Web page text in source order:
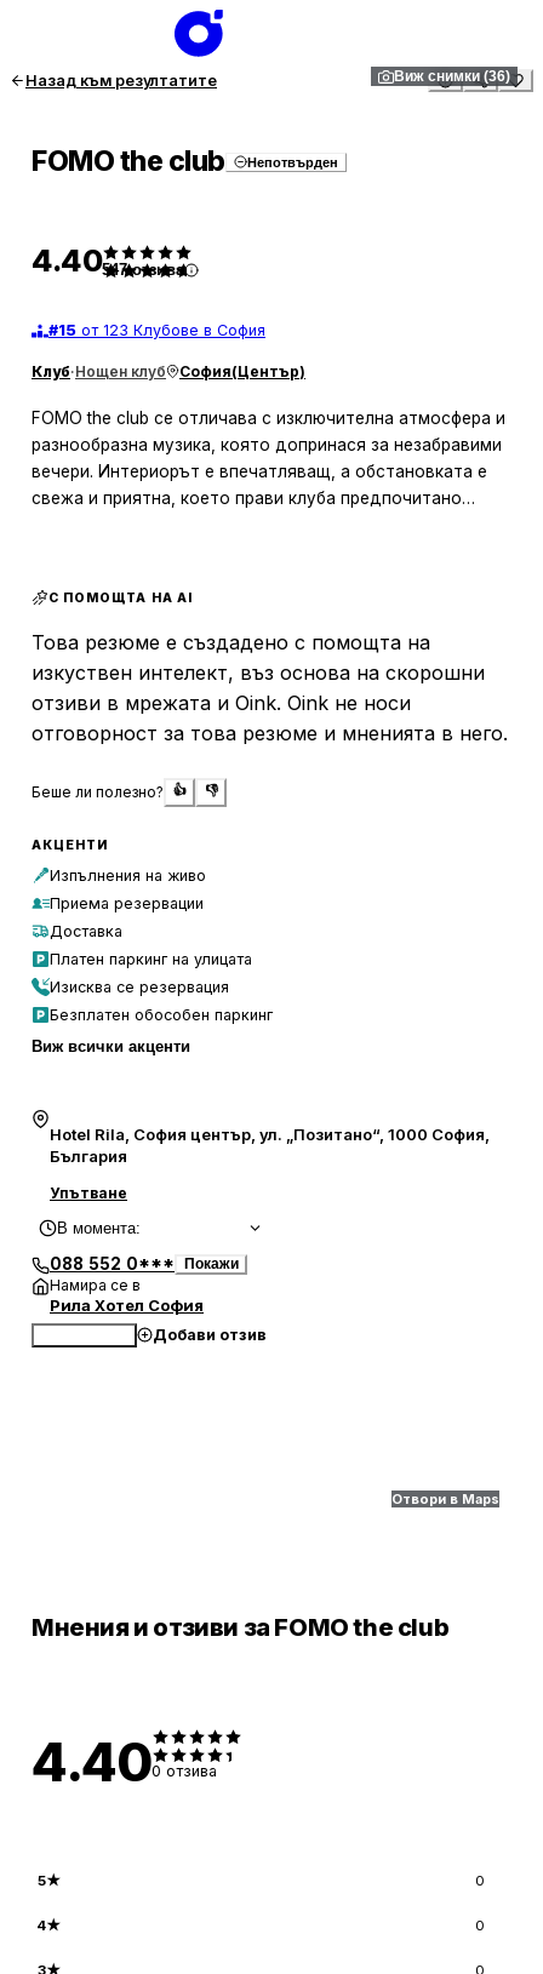
Назад към резултатите Виж снимки (36)
FOMO the club Непотвърден
4.40547 отзива
#15 от 123 Клубове в София
Клуб·Нощен клуб София(Център)
FOMO the club се отличава с изключителна атмосфера и
разнообразна музика, която допринася за незабравими
вечери. Интериорът е впечатляващ, а обстановката е
свежа и приятна, което прави клуба предпочитано
това, чистотата в клуба е на отлично ниво, което
допълнително допринася за комфорта на гостите.
Обслужването във FOMO the club е на високо ниво,
благодарение на екипа от професионални и отзивчиви
бармани. Мария и Иво са особено популярни сред
позитивно отношение и умение да създават приятелска
и се грижат всеки гост да се почувства специален. Това
внимание към детайлите и персоналното отношение
правят FOMO the club предпочитано място за
забавление и социализация.
С ПОМОЩТА НА AI
Това резюме е създадено с помощта на
изкуствен интелект, въз основа на скорошни
отзиви в мрежата и Oink. Oink не носи
отговорност за това резюме и мненията в него.
Беше ли полезно? 👍 👎
АКЦЕНТИ
Изпълнения на живо
Приема резервации
Доставка
Платен паркинг на улицата
Изисква се резервация
Безплатен обособен паркинг
Виж всички акценти
Hotel Rila, София център, ул. „Позитано“, 1000 София,
България
Упътване
В момента:
088 552 0*** Покажи
Намира се в
Рила Хотел София
Добави отзив
Отвори в Maps
Мнения и отзиви за FOMO the club
4.400 отзива
5★ 0
4★ 0